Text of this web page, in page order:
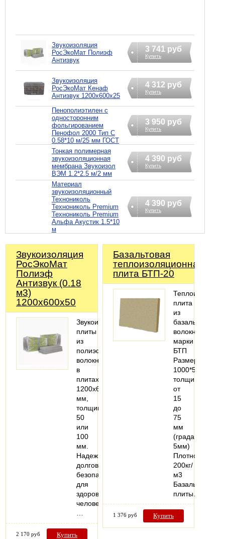
Звукоизоляция
РосЭкоМат Полиэф
Антизвук
3 741 руб
Купить
Звукоизоляция
РосЭкоМат Кенаф
Антизвук 1200х600х25
4 312 руб
Купить
Пенополиэтилен с
односторонним
фольгированием
Пенофол 2000 Тип C
0.58*10 м/25 мм ГОСТ
3 950 руб
Купить
Тонкая полимерная
звукоизоляционная
мембрана Звукоизол
ВЭМ 1.2*2.5 м/2 мм
4 390 руб
Купить
Материал
звукоизоляционный
Технониколь
Технониколь Premium
Технониколь Premium
Альфа Акустик 1.5*10
м
4 390 руб
Купить
Звукоизоляция
РосЭкоМат
Полиэф
Антизвук (0.18
м3)
1200х600х50
Звукоизоляционные
плиты
из
полиэфирного
волокна
в
плитах
1200х600
мм,
толщиной
50
или
100
мм.
Надежные,
долговечные,
безопасные
для
здоровья
человека.
2 170 руб Купить
Базальтовая
теплоизоляционная
плита БТП-20
плита
из
базальтового
волокна
марки
БТП
Размеры
1000*500мм,
толщина
от
15
до
75
мм
(градация
5мм)
Плотность
200кг/
м3
Базальтовые
плиты…
1 376 руб Купить